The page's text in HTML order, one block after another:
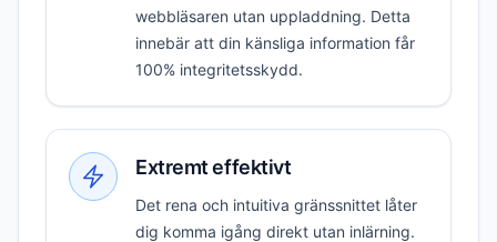
webbläsaren utan uppladdning. Detta
innebär att din känsliga information får
100% integritetsskydd.
Extremt effektivt
Det rena och intuitiva gränssnittet låter
dig komma igång direkt utan inlärning.